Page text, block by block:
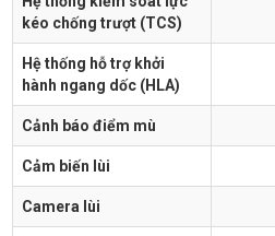
kéo chống trượt (TCS)
Hệ thống hỗ trợ khởi
hành ngang dốc (HLA)
Cảnh báo điểm mù
Cảm biến lùi
Camera lùi